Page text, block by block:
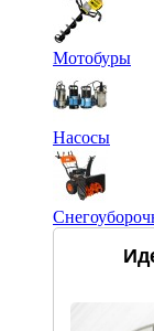
Мотобуры
Насосы